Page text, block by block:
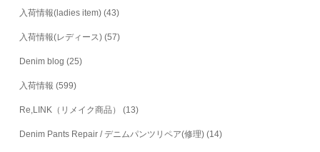
入荷情報(ladies item) (43)
入荷情報(レディース) (57)
Denim blog (25)
入荷情報 (599)
Re,LINK（リメイク商品） (13)
Denim Pants Repair / デニムパンツリペア(修理) (14)